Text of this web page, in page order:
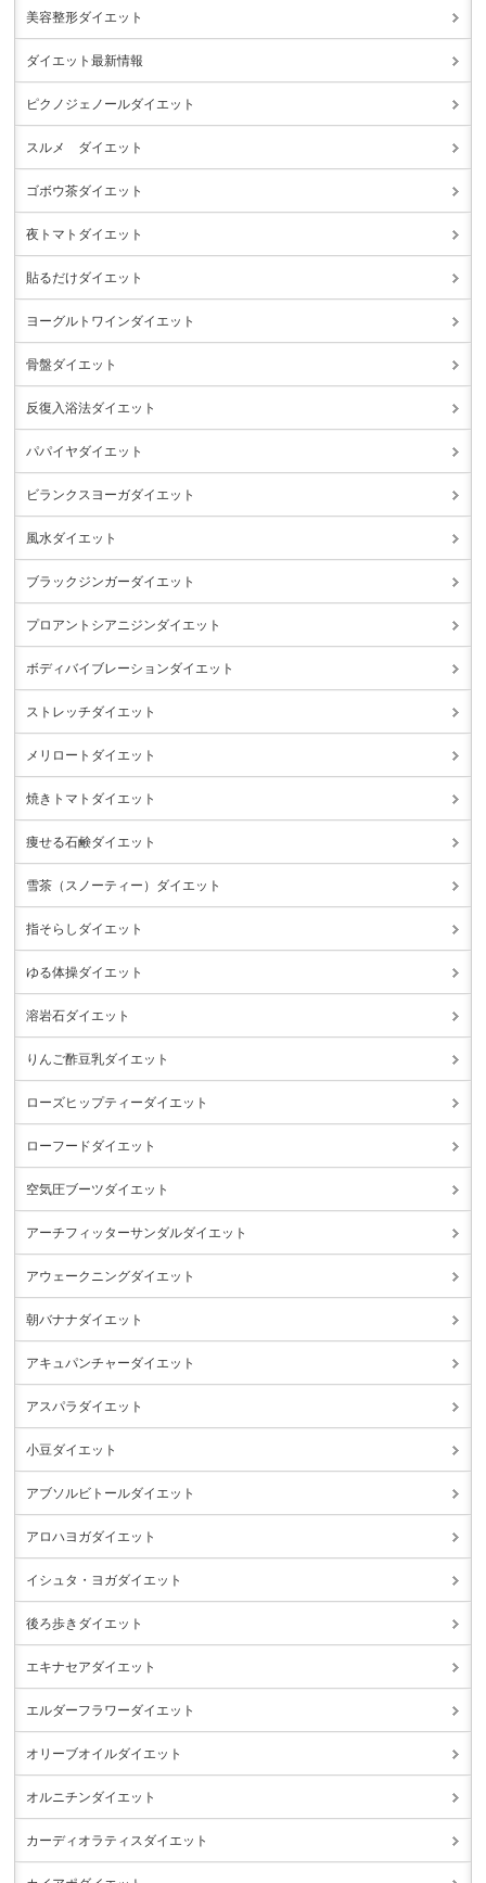
美容整形ダイエット
ダイエット最新情報
ピクノジェノールダイエット
スルメ ダイエット
ゴボウ茶ダイエット
夜トマトダイエット
貼るだけダイエット
ヨーグルトワインダイエット
骨盤ダイエット
反復入浴法ダイエット
パパイヤダイエット
ビランクスヨーガダイエット
風水ダイエット
ブラックジンガーダイエット
プロアントシアニジンダイエット
ボディバイブレーションダイエット
ストレッチダイエット
メリロートダイエット
焼きトマトダイエット
痩せる石鹸ダイエット
雪茶（スノーティー）ダイエット
指そらしダイエット
ゆる体操ダイエット
溶岩石ダイエット
りんご酢豆乳ダイエット
ローズヒップティーダイエット
ローフードダイエット
空気圧ブーツダイエット
アーチフィッターサンダルダイエット
アウェークニングダイエット
朝バナナダイエット
アキュパンチャーダイエット
アスパラダイエット
小豆ダイエット
アブソルビトールダイエット
アロハヨガダイエット
イシュタ・ヨガダイエット
後ろ歩きダイエット
エキナセアダイエット
エルダーフラワーダイエット
オリーブオイルダイエット
オルニチンダイエット
カーディオラティスダイエット